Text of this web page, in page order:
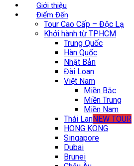
Giới thiệu
Điểm Đến
Tour Cao Cấp – Độc Lạ
Khởi hành từ TP.HCM
Trung Quốc
Hàn Quốc
Nhật Bản
Đài Loan
Việt Nam
Miền Bắc
Miền Trung
Miền Nam
Thái LanNEW TOUR
HONG KONG
Singapore
Dubai
Brunei